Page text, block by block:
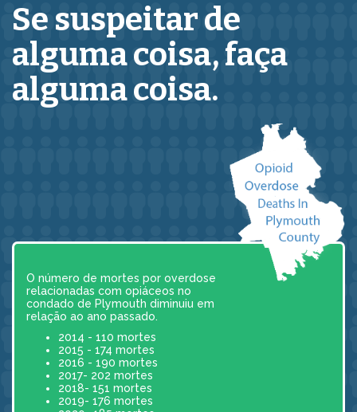
Se suspeitar de
alguma coisa,faça
alguma coisa.
O número de mortes por overdose
relacionadas com opiáceos no
condado de Plymouth diminuiu em
relação ao ano passado.
2014 - 110 mortes
2015 - 174 mortes
2016 - 190 mortes
2017- 202 mortes
2018- 151 mortes
2019- 176 mortes